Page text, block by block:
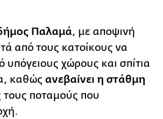
Παλαμά, με αποψινή
από τους κατοίκους να
χώρους και σπίτια
καθώς ανεβαίνει η στάθμη
τους ποταμούς που